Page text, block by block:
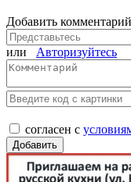
Добавить комментарий
или Авторизуйтесь
согласен с